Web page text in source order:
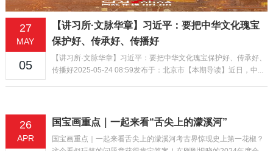
27
MAY
05
【讲习所·文脉华章】习近平：要把中华文化瑰宝
保护好、传承好、传播好
【讲习所·文脉华章】习近平：要把中华文化瑰宝保护好、传承好、
传播好2025-05-24 08:59发布于：北京市【本期导读】近日，中...
26
APR
国宝画重点｜一起来看“舌尖上的濛溪河”
国宝画重点｜一起来看舌尖上的濛溪河考古界惊现史上第一花椒？